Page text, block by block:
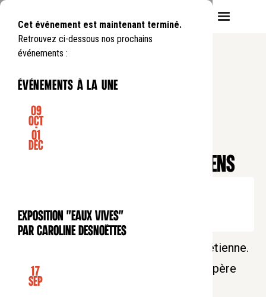
Cet événement est maintenant terminé.
Retrouvez ci-dessous nos prochains
événements :
événements à la une
EXPOSITION
09
Oct
-
01
Déc
Exposition "Eaux Vives"
par Caroline Desnoëttes
17
Sep
CONFÉRENCE
LE DEUIL ET LES RITES CHRÉTIENS
Tarif réduit : 5€
La mort en question : L’espérance chrétienne.
L'heure du soir des Bernardins avec le père
Laurent Stalla-Bourdillon.